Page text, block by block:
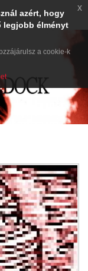
azért, hogy
legjobb élményt
a cookie-k
x